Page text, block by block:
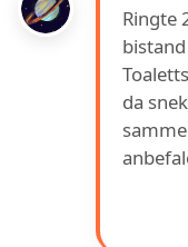
Ringte
da